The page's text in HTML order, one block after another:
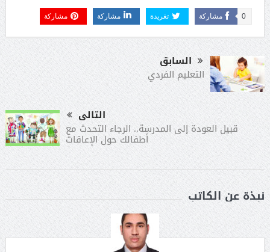
مشاركة 0 تغريدة مشاركة مشاركة
السابق
التعليم الفردي
التالى
قبيل العودة إلى المدرسة.. الرجاء التحدث مع
أطفالك حول الإعاقات
نبذة عن الكاتب